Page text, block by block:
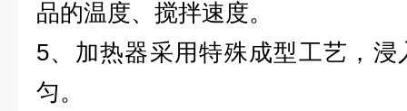
品的温度、搅拌速度。
5、加热器采用特殊成型工艺，
匀。